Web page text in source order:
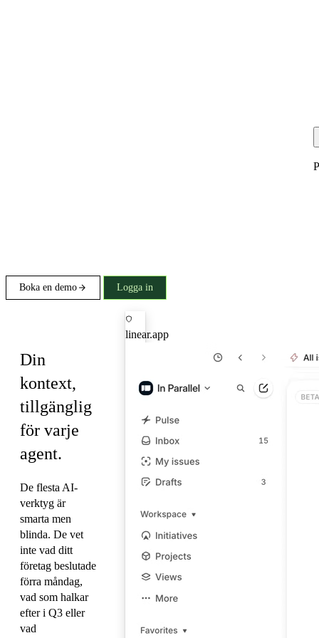
Boka en demo Logga in
Din
kontext,
tillgänglig
för varje
agent.
De flesta AI-
verktyg är
smarta men
blinda. De vet
inte vad ditt
företag beslutade
förra måndag,
vad som halkar
efter i Q3 eller
vad
linear.app